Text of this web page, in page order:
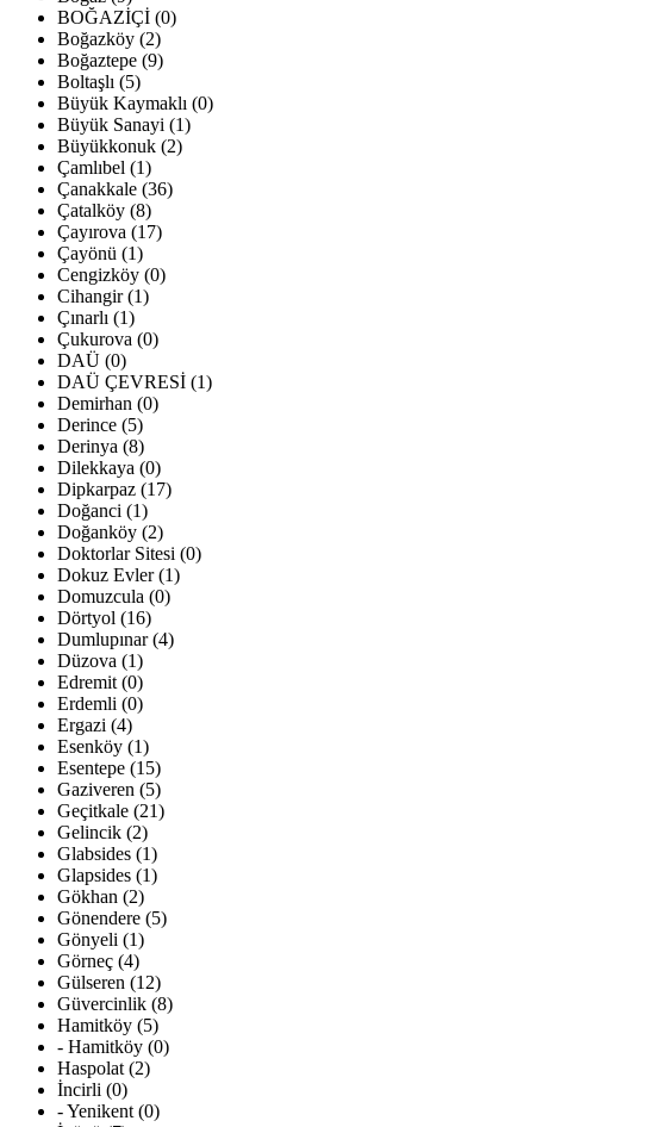
BOĞAZİÇİ (0)
Boğazköy (2)
Boğaztepe (9)
Boltaşlı (5)
Büyük Kaymaklı (0)
Büyük Sanayi (1)
Büyükkonuk (2)
Çamlıbel (1)
Çanakkale (36)
Çatalköy (8)
Çayırova (17)
Çayönü (1)
Cengizköy (0)
Cihangir (1)
Çınarlı (1)
Çukurova (0)
DAÜ (0)
DAÜ ÇEVRESİ (1)
Demirhan (0)
Derince (5)
Derinya (8)
Dilekkaya (0)
Dipkarpaz (17)
Doğanci (1)
Doğanköy (2)
Doktorlar Sitesi (0)
Dokuz Evler (1)
Domuzcula (0)
Dörtyol (16)
Dumlupınar (4)
Düzova (1)
Edremit (0)
Erdemli (0)
Ergazi (4)
Esenköy (1)
Esentepe (15)
Gaziveren (5)
Geçitkale (21)
Gelincik (2)
Glabsides (1)
Glapsides (1)
Gökhan (2)
Gönendere (5)
Gönyeli (1)
Görneç (4)
Gülseren (12)
Güvercinlik (8)
Hamitköy (5)
- Hamitköy (0)
Haspolat (2)
İncirli (0)
- Yenikent (0)